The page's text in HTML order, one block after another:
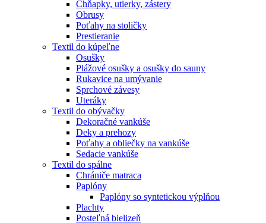
Chňapky, utierky, zástery
Obrusy
Poťahy na stoličky
Prestieranie
Textil do kúpeľne
Osušky
Plážové osušky a osušky do sauny
Rukavice na umývanie
Sprchové závesy
Uteráky
Textil do obývačky
Dekoračné vankúše
Deky a prehozy
Poťahy a obliečky na vankúše
Sedacie vankúše
Textil do spálne
Chrániče matraca
Paplóny
Paplóny so syntetickou výplňou
Plachty
Posteľná bielizeň